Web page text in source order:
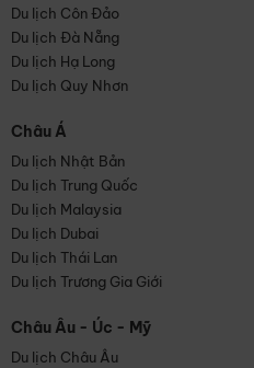
Du lịch Côn Đảo
Du lịch Đà Nẵng
Du lịch Hạ Long
Du lịch Quy Nhơn
Châu Á
Du lịch Nhật Bản
Du lịch Trung Quốc
Du lịch Malaysia
Du lịch Dubai
Du lịch Thái Lan
Du lịch Trương Gia Giới
Châu Âu - Úc - Mỹ
Du lịch Châu Âu